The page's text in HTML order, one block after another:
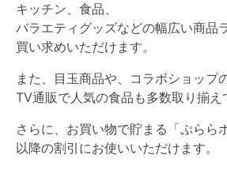
キッチン、食品、
バラエティグッズなどの幅広い商品
買い求めいただけます。
また、目玉商品や、コラボショップ
TV通販で人気の食品も多数取り揃え
さらに、お買い物で貯まる「ぷらら
以降の割引にお使いいただけます。